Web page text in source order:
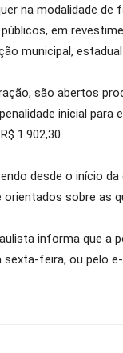
na modalidade
em
municipal,
são abertos
inicial para
1.902,30.
desde o início
sobre as
informa que a
sexta-feira, ou pelo